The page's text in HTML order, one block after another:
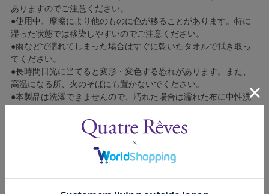
ありますのでご注意ください。
●使用中、摩擦により他のものに色が移ることがあります。特に
湿った状態では移染しやすいのでご注意ください。
●雨などで濡れてしまった場合はすぐに乾いたタオルで拭き取っ
てください。
●長時間日光に当てると変形・変色する恐れがあります。また、
高温になる所、火のそばにも置かないでください。
●本製品は洗濯できませんので、汚れた場合は濡れた布に中性洗
●カビの発生を防ぐため、カラぶき、陰干ししてから、温度及び
湿度の低い通気性のよい場所に保管してください。
●お子さまの手の届かない所で保管してください。
●ご使用による破損・損傷及び消耗による部品の修理・交換はい